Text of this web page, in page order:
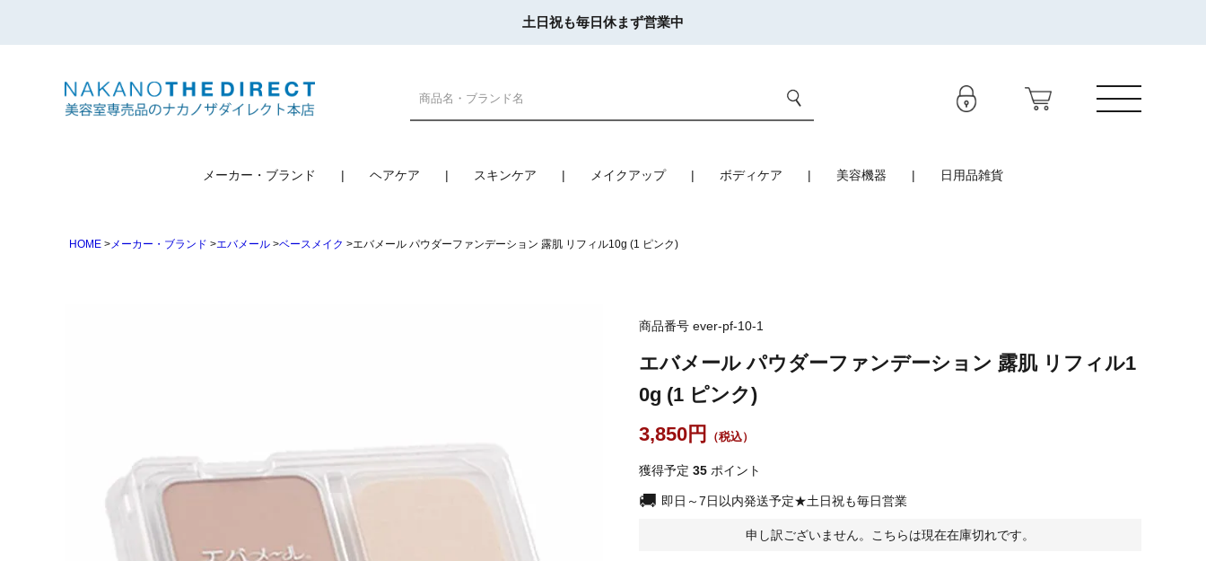
土日祝も毎日休まず営業中
メーカー・ブランド ヘアケア スキンケア メイクアップ ボディケア 美容機器 日用品雑貨
HOME メーカー・ブランド エバメール ベースメイク エバメール パウダーファンデーション 露肌 リフィル10g (1 ピンク)
商品番号 ever-pf-10-1
エバメール パウダーファンデーション 露肌 リフィル1
0g (1 ピンク)
3,850
獲得予定 35 ポイント
即日～7日以内発送予定★土日祝も毎日営業
申し訳ございません。こちらは現在在庫切れです。